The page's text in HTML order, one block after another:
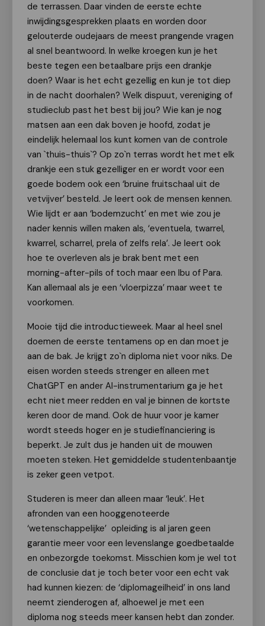
de terrassen. Daar vinden de eerste echte
inwijdingsgesprekken plaats en worden door
gelouterde oudejaars de meest prangende vragen
al snel beantwoord. In welke kroegen kun je het
beste tegen een betaalbare prijs een drankje
doen? Waar is het echt gezellig en kun je tot diep
in de nacht doorhalen? Welk dispuut, vereniging of
studieclub past het best bij jou? Wie kan je nog
matsen aan een dak boven je hoofd, zodat je
eindelijk helemaal los kunt komen van de controle
van `thuis-thuis`? Op zo`n terras wordt het met elk
drankje een stuk gezelliger en er wordt voor een
goede bodem ook een ‘bruine fruitschaal uit de
vetvijver’ besteld. Je leert ook de mensen kennen.
Wie lijdt er aan ‘bodemzucht’ en met wie zou je
nader kennis willen maken als, ‘eventuela, twarrel,
kwarrel, scharrel, prela of zelfs rela’. Je leert ook
hoe te overleven als je brak bent met een
morning-after-pils of toch maar een Ibu of Para.
Kan allemaal als je een ‘vloerpizza’ maar weet te
voorkomen.
Mooie tijd die introductieweek. Maar al heel snel
doemen de eerste tentamens op en dan moet je
aan de bak. Je krijgt zo`n diploma niet voor niks. De
eisen worden steeds strenger en alleen met
ChatGPT en ander AI-instrumentarium ga je het
echt niet meer redden en val je binnen de kortste
keren door de mand. Ook de huur voor je kamer
wordt steeds hoger en je studiefinanciering is
beperkt. Je zult dus je handen uit de mouwen
moeten steken. Het gemiddelde studentenbaantje
is zeker geen vetpot.
Studeren is meer dan alleen maar ‘leuk’. Het
afronden van een hooggenoteerde
‘wetenschappelijke’ opleiding is al jaren geen
garantie meer voor een levenslange goedbetaalde
en onbezorgde toekomst. Misschien kom je wel tot
de conclusie dat je toch beter voor een echt vak
had kunnen kiezen: de ‘diplomageilheid’ in ons land
neemt zienderogen af, alhoewel je met een
diploma nog steeds meer kansen hebt dan zonder.